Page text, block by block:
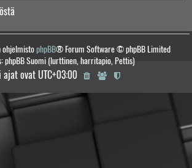
ohjelmistophpBB® Forum Software © phpBB Limited
phpBB Suomi (lurttinen, harritapio, Pettis)
ajat ovat UTC+03:00